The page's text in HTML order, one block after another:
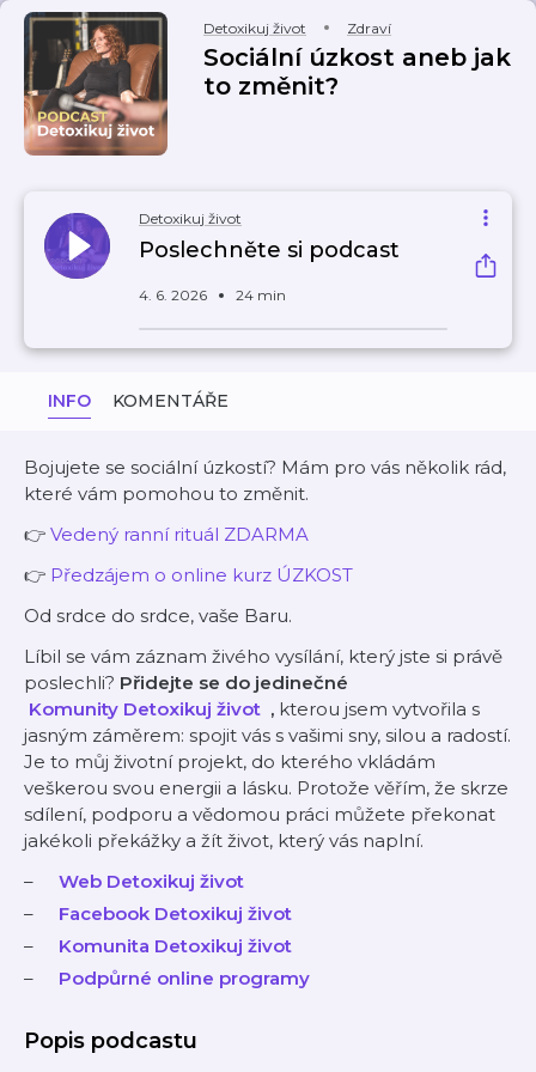
Detoxikuj život Zdraví
Sociální úzkost aneb jak
to změnit?
Detoxikuj život
Poslechněte si podcast
4. 6. 2026 24 min
INFO KOMENTÁŘE
Bojujete se sociální úzkostí? Mám pro vás několik rád,
které vám pomohou to změnit.
👉 ⁠⁠⁠⁠⁠Vedený ranní rituál ZDARMA ⁠⁠⁠⁠⁠
👉 ⁠⁠⁠⁠⁠Předzájem o online kurz ÚZKOST ⁠⁠⁠⁠⁠
Od srdce do srdce, vaše Baru.
Líbil se vám záznam živého vysílání, který jste si právě
poslechli? Přidejte se do jedinečné
Komunity Detoxikuj život , kterou jsem vytvořila s
jasným záměrem: spojit vás s vašimi sny, silou a radostí.
Je to můj životní projekt, do kterého vkládám
veškerou svou energii a lásku. Protože věřím, že skrze
sdílení, podporu a vědomou práci můžete překonat
jakékoli překážky a žít život, který vás naplní.
Web Detoxikuj život
Facebook Detoxikuj život
Komunita Detoxikuj život
Podpůrné online programy
Popis podcastu